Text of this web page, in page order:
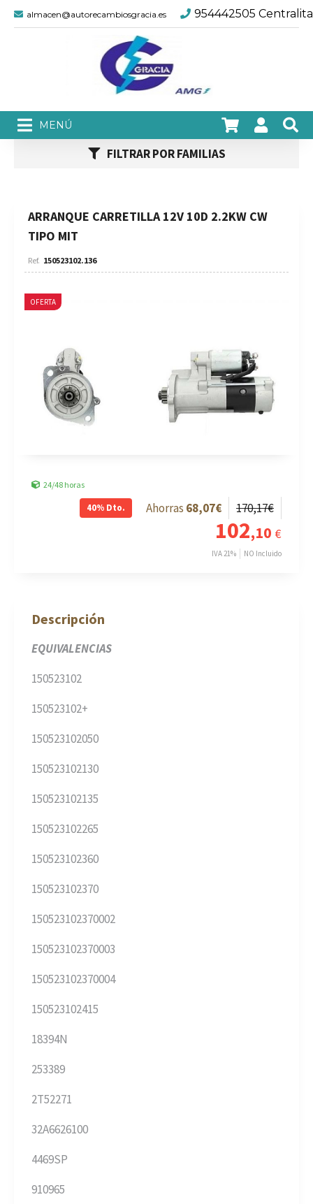
almacen@autorecambiosgracia.es 954442505 Centralita
FILTRAR POR FAMILIAS
ARRANQUE CARRETILLA 12V 10D 2.2KW CW
TIPO MIT
150523102.136
OFERTA
24/48 horas
40% Dto. 68,07€ 170,17€
102,10 €
IVA 21% NO Incluido
Descripción
EQUIVALENCIAS
150523102
150523102+
150523102050
150523102130
150523102135
150523102265
150523102360
150523102370
150523102370002
150523102370003
150523102370004
150523102415
18394N
253389
2T52271
32A6626100
4469SP
910965